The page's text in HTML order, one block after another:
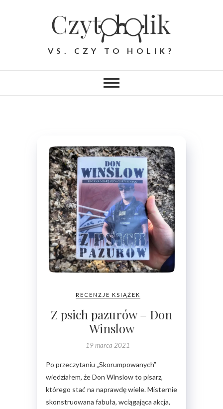
VS. CZY TO HOLIK?
RECENZJE KSIĄŻEK
Z psich pazurów – Don
Winslow
19 marca 2021
Po przeczytaniu „Skorumpowanych”
wiedziałem, że Don Winslow to pisarz,
którego stać na naprawdę wiele. Misternie
skonstruowana fabuła, wciągająca akcja,